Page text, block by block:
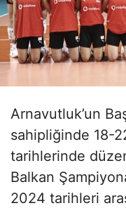
Arnavutluk’un
sahipliğinde 18-
tarihlerinde
Balkan
2024 tarihleri